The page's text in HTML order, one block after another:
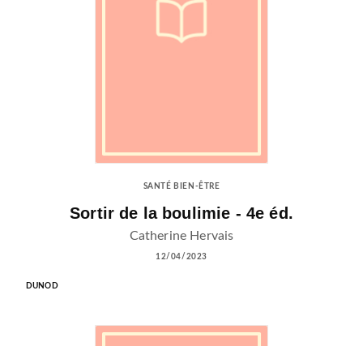
SANTÉ BIEN-ÊTRE
Sortir de la boulimie - 4e éd.
Catherine Hervais
12/04/2023
DUNOD